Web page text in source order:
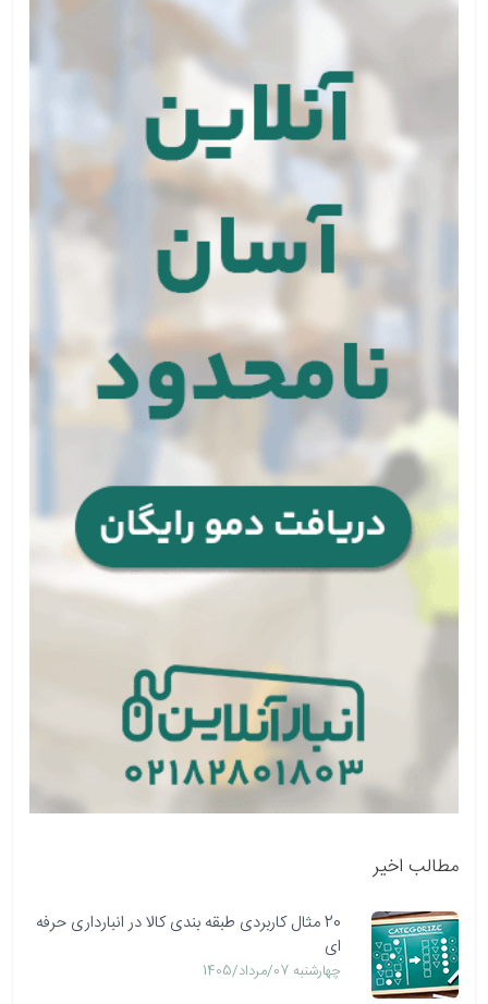
مطالب اخیر
20 مثال کاربردی طبقه بندی کالا در انبارداری حرفه
ای
چهارشنبه 07/مرداد/1405